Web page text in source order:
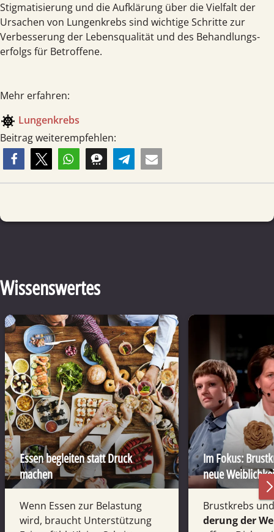
Stigmatisierung und die Aufklärung über die Vielfalt der
Ursachen von Lungen­krebs sind wichtige Schritte zur
Verbesserung der Lebens­qualität und des Behandlungs­
erfolgs für Betroffene.
Mehr erfahren:
coronavirus Lungen­krebs
Beitrag weiterempfehlen:
Wissenswertes
Essen begleiten statt Druck
machen
Wenn Essen zur Belastung
wird, braucht Unterstützung
Im Fokus:
neue
Brustkrebs
derung der